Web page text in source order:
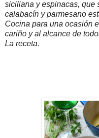
siciliana y espinacas, que
calabacín y parmesano
Cocina para una ocasión
cariño y al alcance de
La receta.